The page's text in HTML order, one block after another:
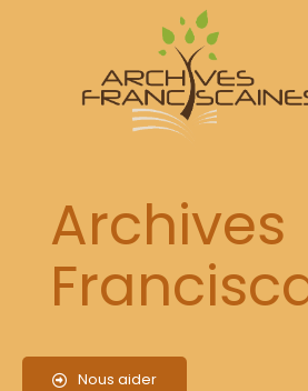
Archives
Nous aider